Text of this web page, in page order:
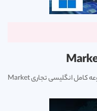
با کلیک بر روی این قسمت می توانید مجموعه کامل انگلیسی تجاری Market